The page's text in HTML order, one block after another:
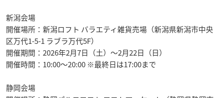
新潟会場
開催場所：新潟ロフト バラエティ雑貨売場（新潟県新潟市中央
区万代1-5-1 ラブラ万代5F）
開催期間：2026年2月7日（土）〜2月22日（日）
開催時間：10:00〜20:00 ※最終日は17:00まで
静岡会場